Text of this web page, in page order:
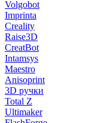
Volgobot
Imprinta
Creality
Raise3D
CreatBot
Intamsys
Maestro
Anisoprint
3D ручки
Total Z
Ultimaker